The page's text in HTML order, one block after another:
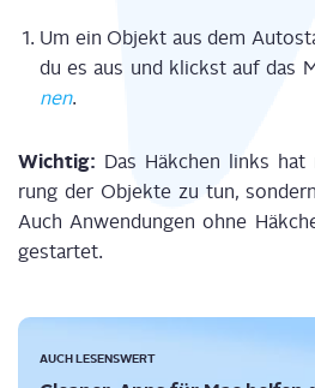
Um ein Objekt aus dem
du es aus und klickst auf das
nen.
Wich­tig: Das Häk­chen links
rung der Objek­te zu tun,
Auch Anwen­dun­gen ohne
gestar­tet.
AUCH LESENSWERT